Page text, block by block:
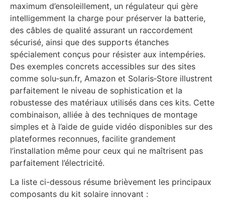
maximum d’ensoleillement, un régulateur qui gère
intelligemment la charge pour préserver la batterie,
des câbles de qualité assurant un raccordement
sécurisé, ainsi que des supports étanches
spécialement conçus pour résister aux intempéries.
Des exemples concrets accessibles sur des sites
comme solu‑sun.fr, Amazon et Solaris‑Store illustrent
parfaitement le niveau de sophistication et la
robustesse des matériaux utilisés dans ces kits. Cette
combinaison, alliée à des techniques de montage
simples et à l’aide de guide vidéo disponibles sur des
plateformes reconnues, facilite grandement
l’installation même pour ceux qui ne maîtrisent pas
parfaitement l’électricité.
La liste ci-dessous résume brièvement les principaux
composants du kit solaire innovant :